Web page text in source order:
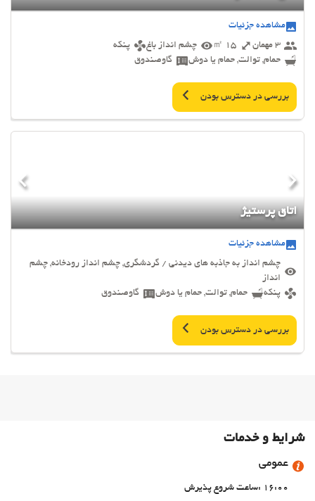
مشاهده جزئیات
3 مهمان
15 ㎡ چشم انداز باغ
پنکه
حمام, توالت, حمام یا دوش
گاوصندوق
بررسی در دسترس بودن
اتاق پرستیژ
مشاهده جزئیات
چشم انداز به جاذبه های دیدنی / گردشگری, چشم انداز رودخانه, چشم
انداز
پنکه
حمام, توالت, حمام یا دوش گاوصندوق
بررسی در دسترس بودن
شرایط و خدمات
عمومی
16:00 :ساعت شروع پذیرش